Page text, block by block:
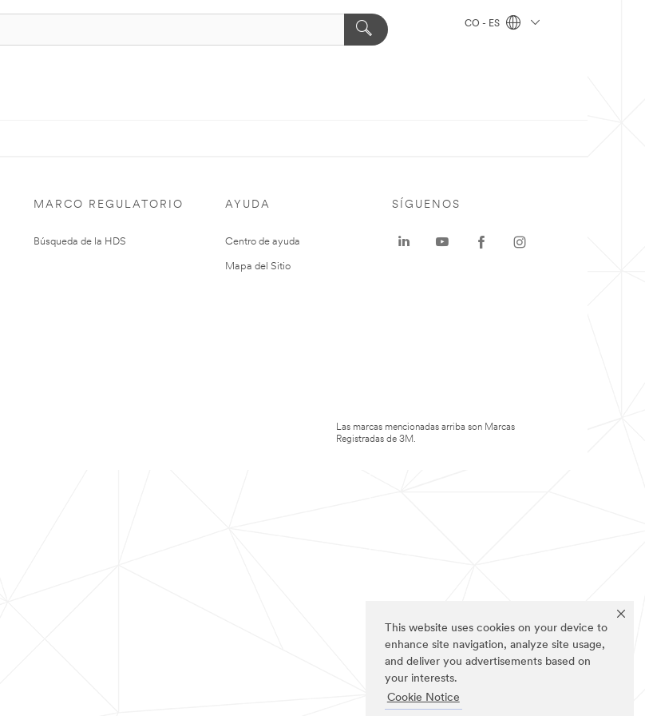
This website uses cookies on your device to
enhance site navigation, analyze site usage,
and deliver you advertisements based on
your interests.
Cookie Notice
CO - ES
MARCO REGULATORIO
Búsqueda de la HDS
AYUDA
Centro de ayuda
Mapa del Sitio
SÍGUENOS
Las marcas mencionadas arriba son Marcas
Registradas de 3M.